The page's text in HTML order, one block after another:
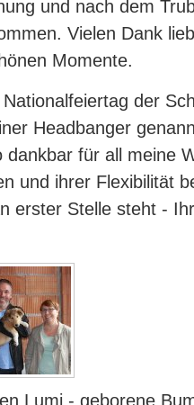
und nach dem
Vielen Dank
Momente.
der
Headbanger
für all meine
und ihrer Flexibilität
erster Stelle steht -
Lumi - geborene